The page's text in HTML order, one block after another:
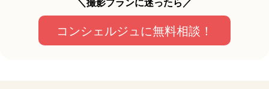
コンシェルジュに無料相談！